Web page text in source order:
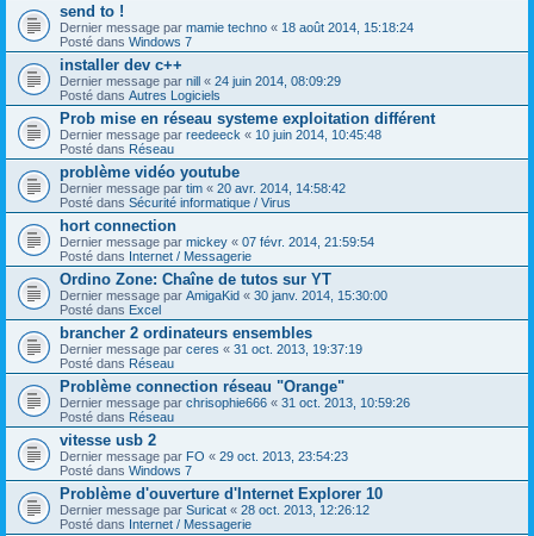
send to !
Dernier message par mamie techno « 18 août 2014, 15:18:24
Posté dans Windows 7
installer dev c++
Dernier message par nill « 24 juin 2014, 08:09:29
Posté dans Autres Logiciels
Prob mise en réseau systeme exploitation différent
Dernier message par reedeeck « 10 juin 2014, 10:45:48
Posté dans Réseau
problème vidéo youtube
Dernier message par tim « 20 avr. 2014, 14:58:42
Posté dans Sécurité informatique / Virus
hort connection
Dernier message par mickey « 07 févr. 2014, 21:59:54
Posté dans Internet / Messagerie
Ordino Zone: Chaîne de tutos sur YT
Dernier message par AmigaKid « 30 janv. 2014, 15:30:00
Posté dans Excel
brancher 2 ordinateurs ensembles
Dernier message par ceres « 31 oct. 2013, 19:37:19
Posté dans Réseau
Problème connection réseau "Orange"
Dernier message par chrisophie666 « 31 oct. 2013, 10:59:26
Posté dans Réseau
vitesse usb 2
Dernier message par FO « 29 oct. 2013, 23:54:23
Posté dans Windows 7
Problème d'ouverture d'Internet Explorer 10
Dernier message par Suricat « 28 oct. 2013, 12:26:12
Posté dans Internet / Messagerie